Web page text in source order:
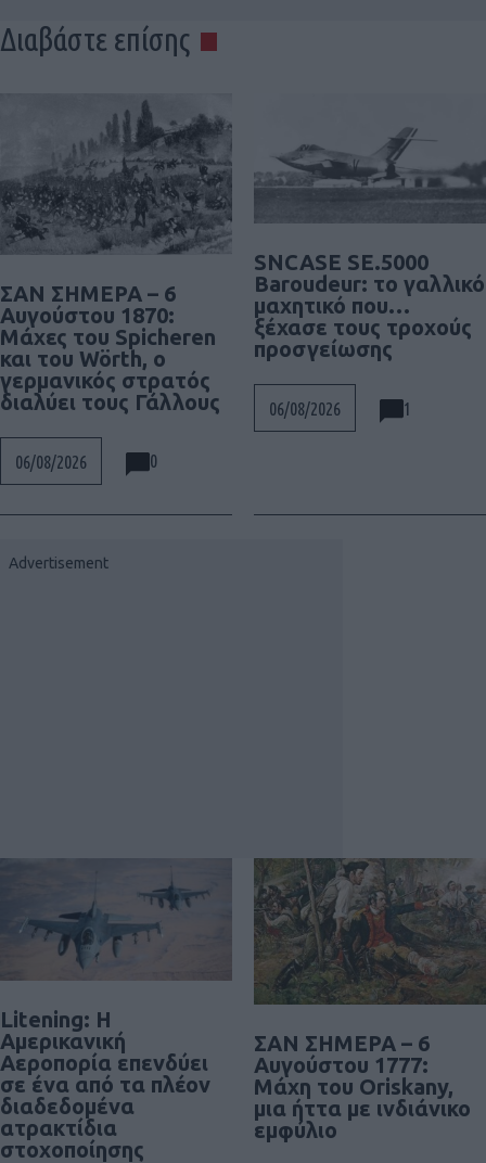
Διαβάστε επίσης
ΣΑΝ ΣΗΜΕΡΑ – 6
Αυγούστου 1870:
Μάχες του Spicheren
και του Wörth, ο
γερμανικός στρατός
διαλύει τους Γάλλους
06/08/2026 0
SNCASE SE.5000
Baroudeur: το γαλλικό
μαχητικό που…
ξέχασε τους τροχούς
προσγείωσης
06/08/2026 1
Litening: Η
Αμερικανική
Αεροπορία επενδύει
σε ένα από τα πλέον
διαδεδομένα
ατρακτίδια
στοχοποίησης
ΣΑΝ ΣΗΜΕΡΑ – 6
Αυγούστου 1777:
Μάχη του Oriskany,
μια ήττα με ινδιάνικο
εμφύλιο